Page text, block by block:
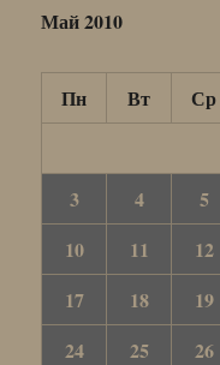
Май 2010
Пн Вт Ср
3
4 5
10
11 12
17
18 19
24
25 26